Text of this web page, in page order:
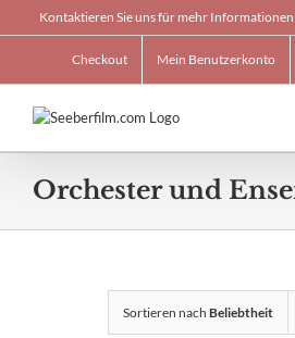
to
Kontaktieren Sie uns für mehr
Checkout Mein Benutzerkonto
Orchester und
Sortieren nach Beliebtheit